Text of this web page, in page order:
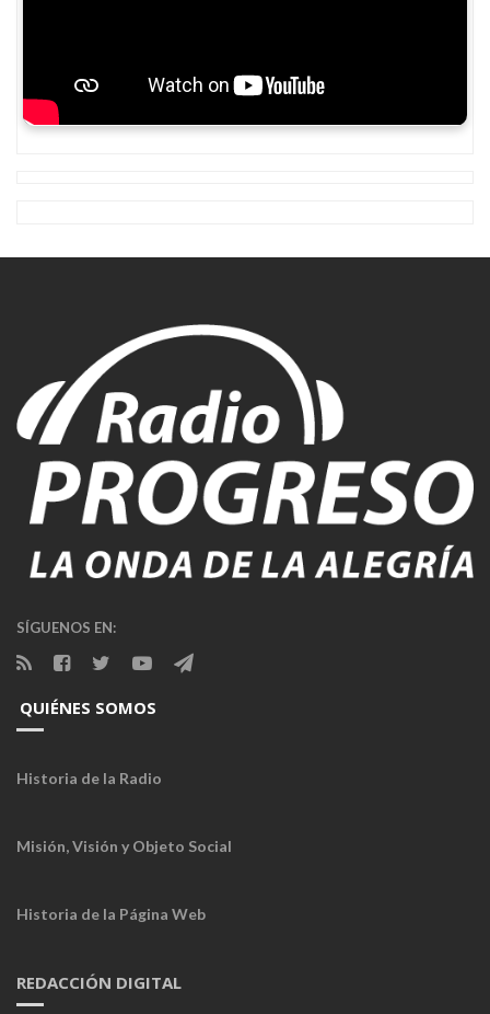
SÍGUENOS EN:
QUIÉNES SOMOS
Historia de la Radio
Misión, Visión y Objeto Social
Historia de la Página Web
REDACCIÓN DIGITAL